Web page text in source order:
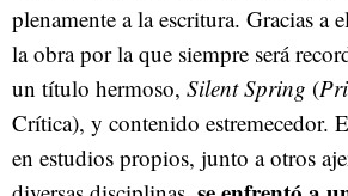
plenamente a la escritura. Gracias a
la obra por la que siempre será
un título hermoso, Silent Spring (
Crítica), y contenido estremecedor.
en estudios propios, junto a otros